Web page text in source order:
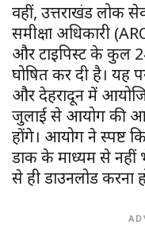
वहीं, उत्तराखंड लोक
समीक्षा अधिकारी
और टाइपिस्ट के कुल 24
घोषित कर दी है। यह
और देहरादून में
जुलाई से आयोग की
होंगे। आयोग ने स्पष्ट
डाक के माध्यम से नहीं
से ही डाउनलोड करना